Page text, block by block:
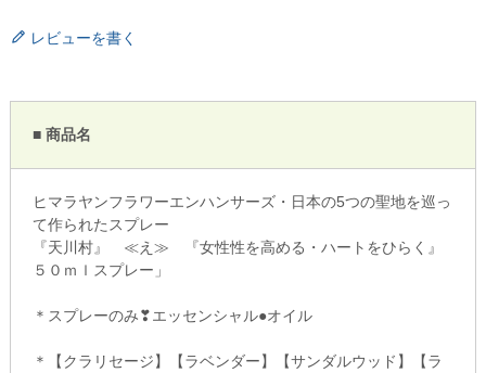
レビューを書く
■ 商品名
ヒマラヤンフラワーエンハンサーズ・日本の5つの聖地を巡っ
て作られたスプレー
『天川村』 ≪え≫ 『女性性を高める・ハートをひらく』
５０ｍｌスプレー」
＊スプレーのみ❣エッセンシャル●オイル
＊【クラリセージ】【ラベンダー】【サンダルウッド】【ラ